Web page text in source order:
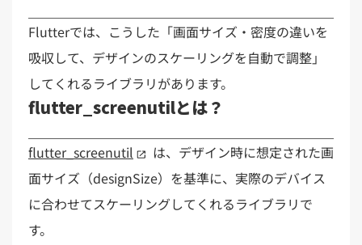
Flutterでは、こうした「画面サイズ・密度の違いを
吸収して、デザインのスケーリングを自動で調整」
してくれるライブラリがあります。
flutter_screenutilとは？
flutter_screenutil
は、デザイン時に想定された画
面サイズ（designSize）を基準に、実際のデバイス
に合わせてスケーリングしてくれるライブラリで
す。